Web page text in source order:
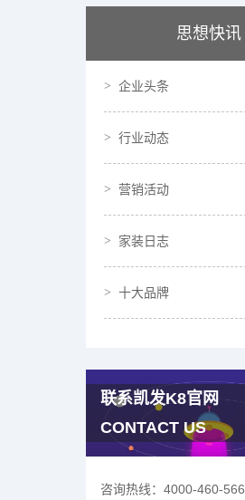
思想快讯
企业头条
行业动态
营销活动
家装日志
十大品牌
联系凯发K8官网
CONTACT US
咨询热线： 4000-460-566